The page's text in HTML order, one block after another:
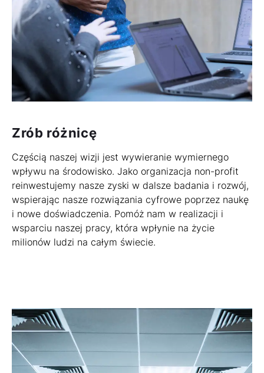
Zrób różnicę
Częścią naszej wizji jest wywieranie wymiernego
wpływu na środowisko. Jako organizacja non-profit
reinwestujemy nasze zyski w dalsze badania i rozwój,
wspierając nasze rozwiązania cyfrowe poprzez naukę
i nowe doświadczenia. Pomóż nam w realizacji i
wsparciu naszej pracy, która wpłynie na życie
milionów ludzi na całym świecie.